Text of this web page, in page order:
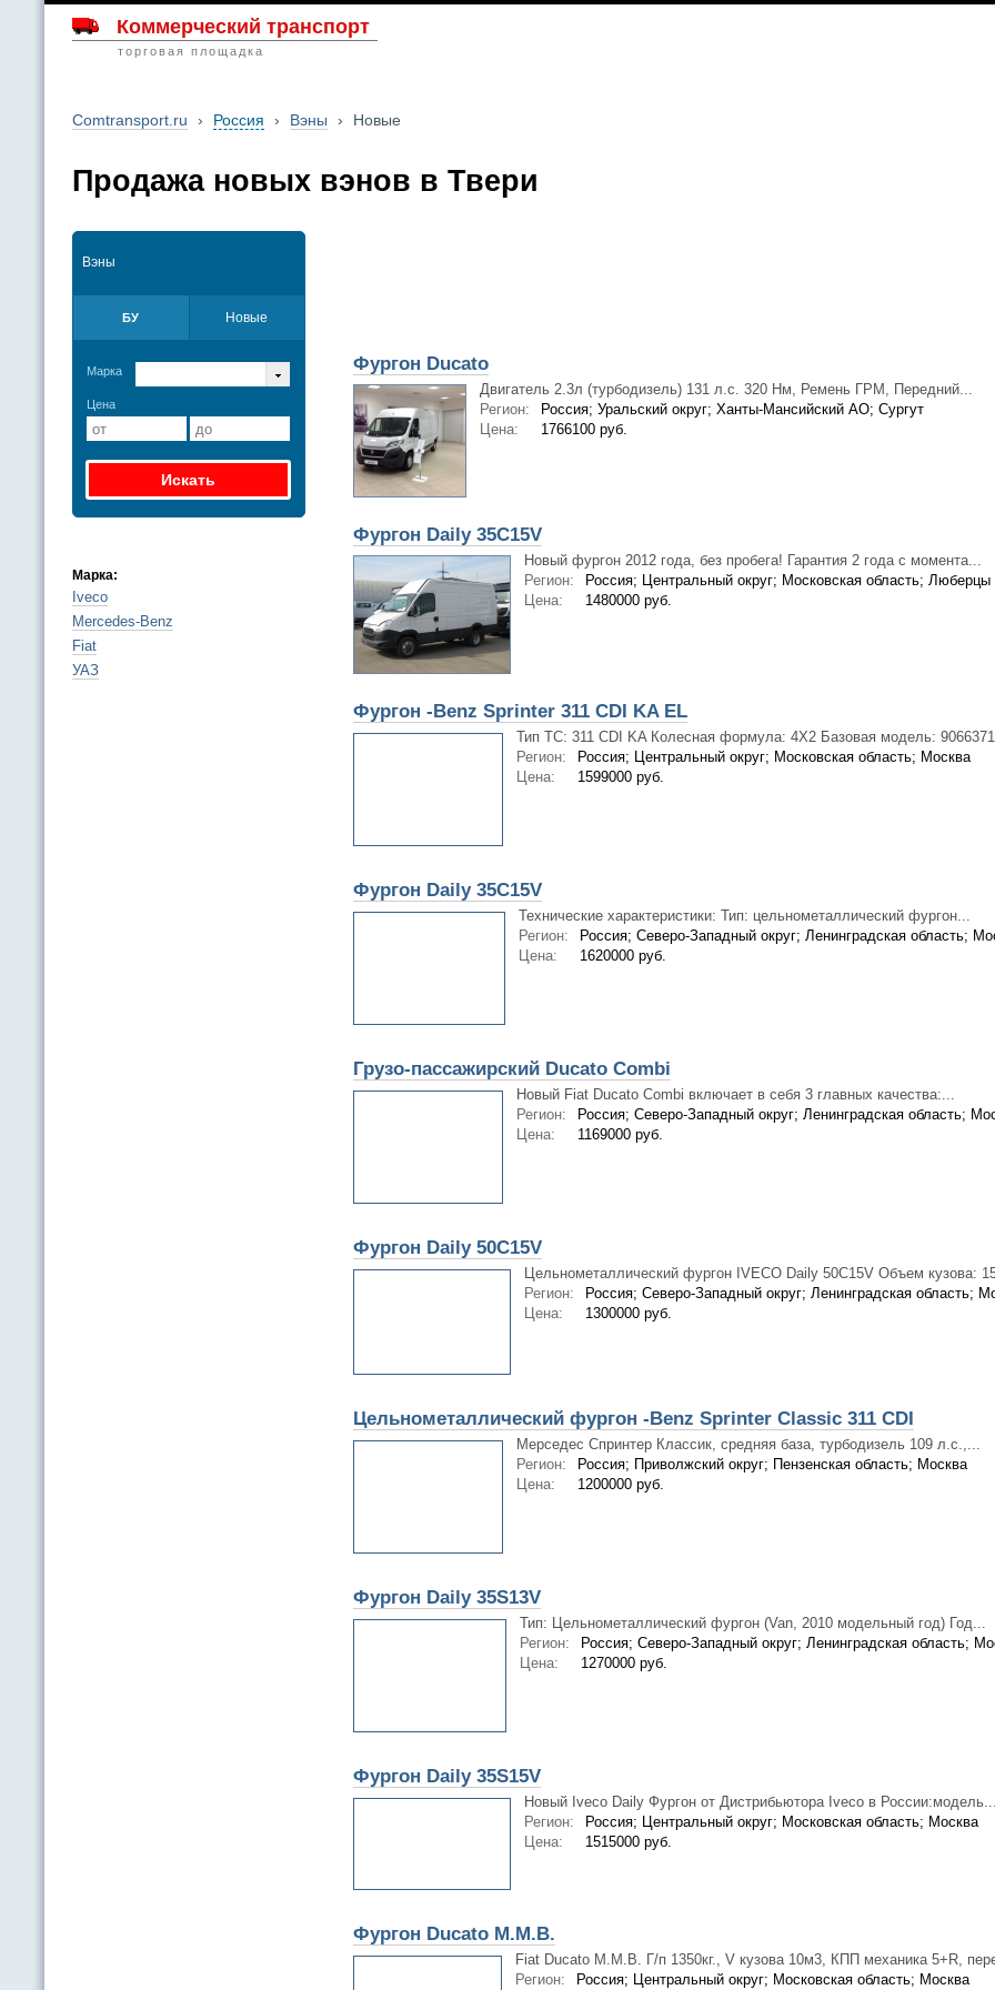
Коммерческий транспорт
торговая площадка
Comtransport.ru › Россия › Вэны › Новые
Продажа новых вэнов в Твери
Вэны
БУ Новые
Марка
Цена
Марка:
Iveco
Mercedes-Benz
Fiat
УАЗ
Фургон Ducato
Двигатель 2.3л (турбодизель) 131 л.с. 320 Нм, Ремень ГРМ, Передний...
Регион:
Россия; Уральский округ; Ханты-Мансийский АО; Сургут
Цена:
1766100 руб.
Фургон Daily 35C15V
Новый фургон 2012 года, без пробега! Гарантия 2 года с момента...
Регион:
Россия; Центральный округ; Московская область; Люберцы
Цена:
1480000 руб.
Фургон -Benz Sprinter 311 CDI KA EL
Тип ТС: 311 CDI KA Колесная формула: 4X2 Базовая модель:
Регион:
Россия; Центральный округ; Московская область; Москва
Цена:
1599000 руб.
Фургон Daily 35C15V
Технические характеристики: Тип: цельнометаллический фургон...
Регион:
Россия; Северо-Западный округ; Ленинградская область;
Цена:
1620000 руб.
Грузо-пассажирский Ducato Combi
Новый Fiat Ducato Combi включает в себя 3 главных качества:...
Регион:
Россия; Северо-Западный округ; Ленинградская область;
Цена:
1169000 руб.
Фургон Daily 50С15V
Цельнометаллический фургон IVECO Daily 50С15V Объем кузова:
Регион:
Россия; Северо-Западный округ; Ленинградская область;
Цена:
1300000 руб.
Цельнометаллический фургон -Benz Sprinter Classic 311 CDI
Мерседес Спринтер Классик, средняя база, турбодизель 109 л.с.,...
Регион:
Россия; Приволжский округ; Пензенская область; Москва
Цена:
1200000 руб.
Фургон Daily 35S13V
Тип: Цельнометаллический фургон (Van, 2010 модельный год) Год...
Регион:
Россия; Северо-Западный округ; Ленинградская область;
Цена:
1270000 руб.
Фургон Daily 35S15V
Новый Iveco Daily Фургон от Дистрибьютора Iveco в России:модель...
Регион:
Россия; Центральный округ; Московская область; Москва
Цена:
1515000 руб.
Фургон Ducato M.M.B.
Fiat Ducato M.M.B. Г/п 1350кг., V кузова 10м3, КПП механика 5+R,
Регион:
Россия; Центральный округ; Московская область; Москва